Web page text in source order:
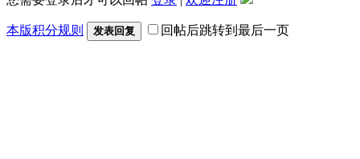
本版积分规则 发表回复 回帖后跳转到最后一页